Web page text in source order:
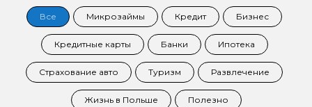
Все Микрозаймы Кредит Бизнес
Кредитные карты Банки Ипотека
Страхование авто Туризм Развлечение
Жизнь в Польше Полезно